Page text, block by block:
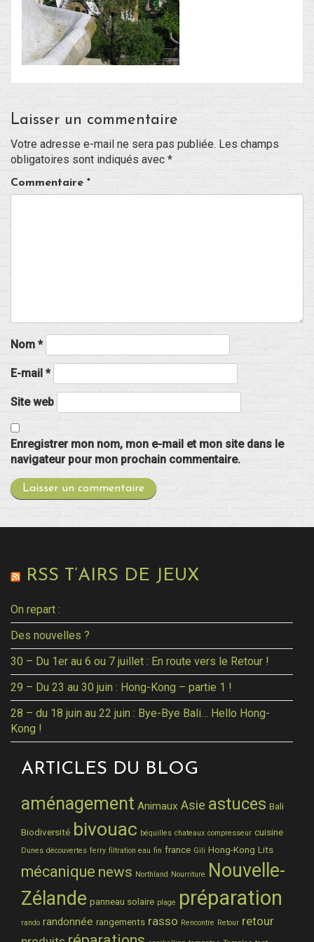
Blog
Flux des publications
Flux des commentaires
Site de WordPress-FR
Laisser un commentaire
Votre adresse e-mail ne sera pas publiée. Les champs
obligatoires sont indiqués avec *
Commentaire *
Nom *
E-mail *
Site web
Enregistrer mon nom, mon e-mail et mon site dans le
navigateur pour mon prochain commentaire.
RSS T’AIRS DE JEUX
On repart :
Des nouvelles ?
30 – Du 1er au 6 ou 7 juillet : En route vers le Retour !
29 – Du 23 au 30 juin : Hong-Kong – partie 1 !
28 – du 18 juin au 22 juin : Bye-Bye Bali… Hello Hong-
Kong !
ARTICLES DU BLOG
aménagement Animaux Asie astuces Bali
Biodiversité bivouac béquilles chateaux compresseur cuisine
Dunes découvertes ferry filtration eau fin france Gili Hong-Kong Lits
mécanique news Northland Nourriture Nouvelle-
Zélande panneau solaire plage préparation
rando randonnée rangements rasso Rencontre Retour retour